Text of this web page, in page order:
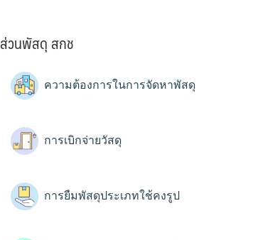
ส่วนพัสดุ สกช
ความต้องการในการจัดหาพัสดุ
การเบิกจ่ายวัสดุ
การยืมพัสดุประเภทใช้คงรูป